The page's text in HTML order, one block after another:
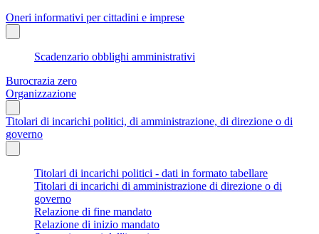
Oneri informativi per cittadini e imprese
Scadenzario obblighi amministrativi
Burocrazia zero
Organizzazione
Titolari di incarichi politici, di amministrazione, di direzione o di
governo
Titolari di incarichi politici - dati in formato tabellare
Titolari di incarichi di amministrazione di direzione o di
governo
Relazione di fine mandato
Relazione di inizio mandato